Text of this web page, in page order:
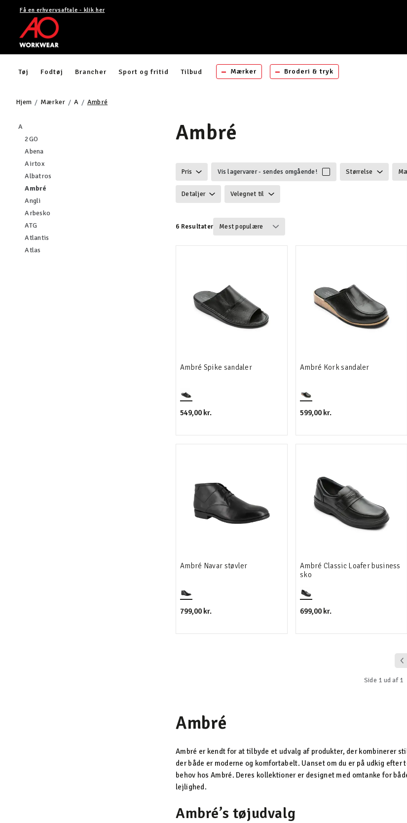
Få en erhvervsaftale - klik her
Tøj Fodtøj Brancher Sport og fritid Tilbud Mærker Broderi & tryk
Hjem Mærker A Ambré
Ambré
A
2GO
AbenaFiltrér efter category: Abena
AirtoxFiltrér efter category: Airtox
Albatros
Ambré valgte I øjeblikket sorteret efter category: Ambré
AngliFiltrér efter category: Angli
Arbesko
ATGFiltrér efter category: ATG
Atlantis
Atlas
Pris Vis lagervarer - sendes omgående! Størrelse
Detaljer Velegnet til
6 Resultater
Ambré Spike sandaler
549,00 kr.
Ambré Kork sandaler
599,00 kr.
Ambré Navar støvler
799,00 kr.
Ambré Classic Loafer business
sko
699,00 kr.
Side 1 ud af 1
Ambré
Ambré er kendt for at tilbyde et udvalg af produkter, der kombinerer
der både er moderne og komfortabelt. Uanset om du er på udkig
behov hos Ambré. Deres kollektioner er designet med omtanke for
lejlighed.
Ambré’s tøjudvalg